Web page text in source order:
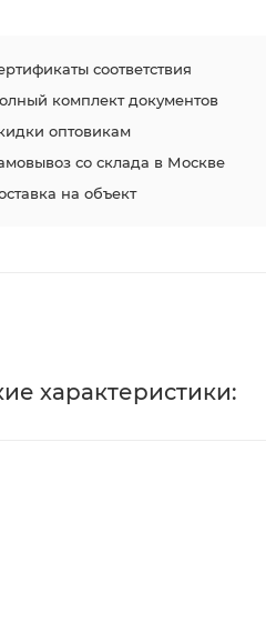
соответствия
комплект документов
оптовикам
со склада в Москве
на объект
характеристики: